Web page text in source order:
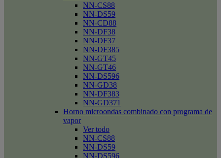
NN-CS88
NN-DS59
NN-CD88
NN-DF38
NN-DF37
NN-DF385
NN-GT45
NN-GT46
NN-DS596
NN-GD38
NN-DF383
NN-GD371
Horno microondas combinado con programa de
vapor
Ver todo
NN-CS88
NN-DS59
NN-DS596